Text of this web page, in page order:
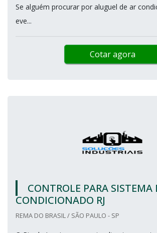
Se alguém procurar por aluguel de ar
eve...
Cotar agora
CONTROLE PARA SISTEMA
CONDICIONADO RJ
REMA DO BRASIL / SÃO PAULO - SP